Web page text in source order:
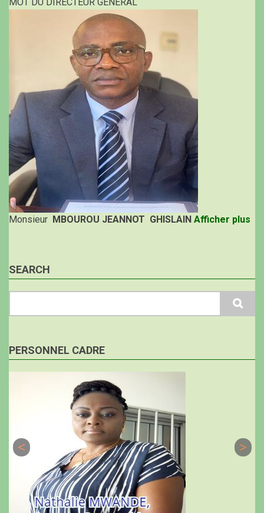
Monsieur MBOUROU JEANNOT GHISLAIN Afficher plus
SEARCH
PERSONNEL CADRE